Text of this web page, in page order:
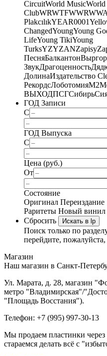
CircuitWorld MusicWorld
ClubWRWTFWWRWWA
PlakcılıkYEAR0001
ChangedYoungYoung
LifeYoung TikiYoung
TurksYZYZANZapisy
ПесняБалкантон
ЗвукДрагоценность
ДолинаИздательство
РекордсЛоботомияМ2
ВЫХОДПСГСибирь
ГОД Записи
С
ГОД Выпуска
С
Цена (руб.)
От
Состояние
Оригинал Переиздание
Раритеты Новый винил
Сбросить
Искать в lp
Поиск только по
перейдите, пожалуйста,
Магазин
Наш магазин в Санкт-
Ул. Марата, д. 28, магазин
метро "Владимирская"/
"Площадь Восстания").
Телефон: +7 (995) 997-30-13
Мы продаем пластинки через
стараемся делать всё с